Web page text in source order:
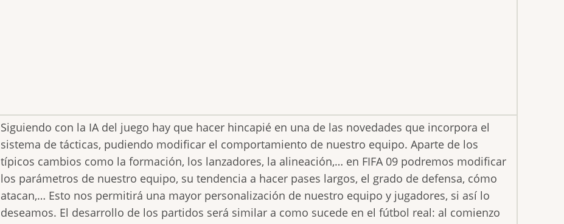
Siguiendo con la IA del juego hay que hacer hincapié en una de las novedades que incorpora el
sistema de tácticas, pudiendo modificar el comportamiento de nuestro equipo. Aparte de los
típicos cambios como la formación, los lanzadores, la alineación,… en FIFA 09 podremos modificar
los parámetros de nuestro equipo, su tendencia a hacer pases largos, el grado de defensa, cómo
atacan,… Esto nos permitirá una mayor personalización de nuestro equipo y jugadores, si así lo
deseamos. El desarrollo de los partidos será similar a como sucede en el fútbol real: al comienzo